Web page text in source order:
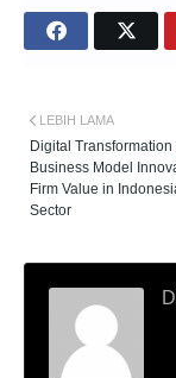
LEBIH LAMA
Digital Transformation
Business Model
Firm Value in
Sector